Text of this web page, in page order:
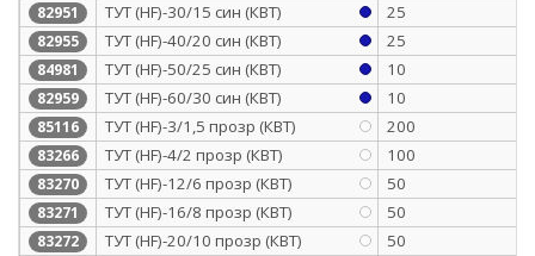
82951 ТУТ (HF)-30/15 син (КВТ) 25
82955 ТУТ (HF)-40/20 син (КВТ) 25
84981 ТУТ (HF)-50/25 син (КВТ) 10
82959 ТУТ (HF)-60/30 син (КВТ) 10
85116 ТУТ (HF)-3/1,5 прозр (КВТ) 200
83266 ТУТ (HF)-4/2 прозр (КВТ) 100
83270 ТУТ (HF)-12/6 прозр (КВТ) 50
83271 ТУТ (HF)-16/8 прозр (КВТ) 50
83272 ТУТ (HF)-20/10 прозр (КВТ) 50